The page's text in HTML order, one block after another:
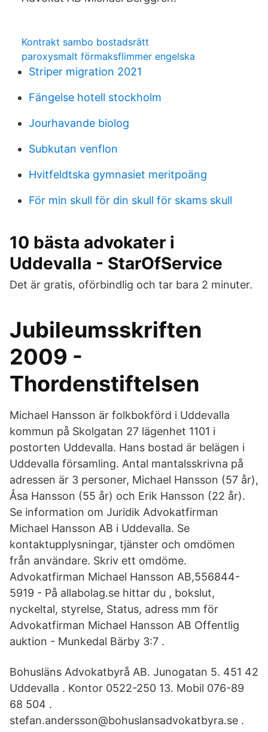
Kontrakt sambo bostadsrätt
paroxysmalt förmaksflimmer engelska
Striper migration 2021
Fängelse hotell stockholm
Jourhavande biolog
Subkutan venflon
Hvitfeldtska gymnasiet meritpoäng
För min skull för din skull för skams skull
10 bästa advokater i
Uddevalla - StarOfService
Det är gratis, oförbindlig och tar bara 2 minuter.
Jubileumsskriften
2009 -
Thordenstiftelsen
Michael Hansson är folkbokförd i Uddevalla
kommun på Skolgatan 27 lägenhet 1101 i
postorten Uddevalla. Hans bostad är belägen i
Uddevalla församling. Antal mantalsskrivna på
adressen är 3 personer, Michael Hansson (57 år),
Åsa Hansson (55 år) och Erik Hansson (22 år).
Se information om Juridik Advokatfirman
Michael Hansson AB i Uddevalla. Se
kontaktupplysningar, tjänster och omdömen
från användare. Skriv ett omdöme.
Advokatfirman Michael Hansson AB,556844-
5919 - På allabolag.se hittar du , bokslut,
nyckeltal, styrelse, Status, adress mm för
Advokatfirman Michael Hansson AB Offentlig
auktion - Munkedal Bärby 3:7 .
Bohusläns Advokatbyrå AB. Junogatan 5. 451 42
Uddevalla . Kontor 0522-250 13. Mobil 076-89
68 504 .
stefan.andersson@bohuslansadvokatbyra.se .